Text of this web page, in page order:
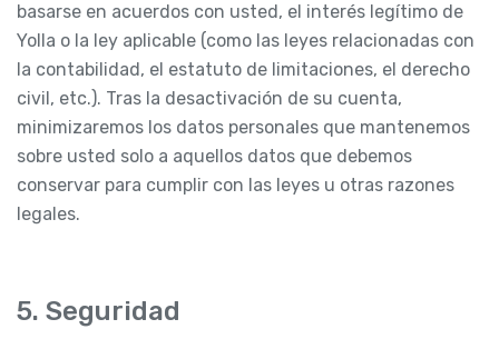
basarse en acuerdos con usted, el interés legítimo de
Yolla o la ley aplicable (como las leyes relacionadas con
la contabilidad, el estatuto de limitaciones, el derecho
civil, etc.). Tras la desactivación de su cuenta,
minimizaremos los datos personales que mantenemos
sobre usted solo a aquellos datos que debemos
conservar para cumplir con las leyes u otras razones
legales.
5. Seguridad